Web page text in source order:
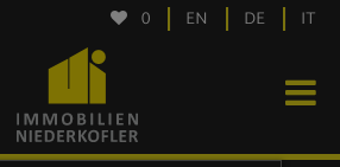
0 EN DE IT